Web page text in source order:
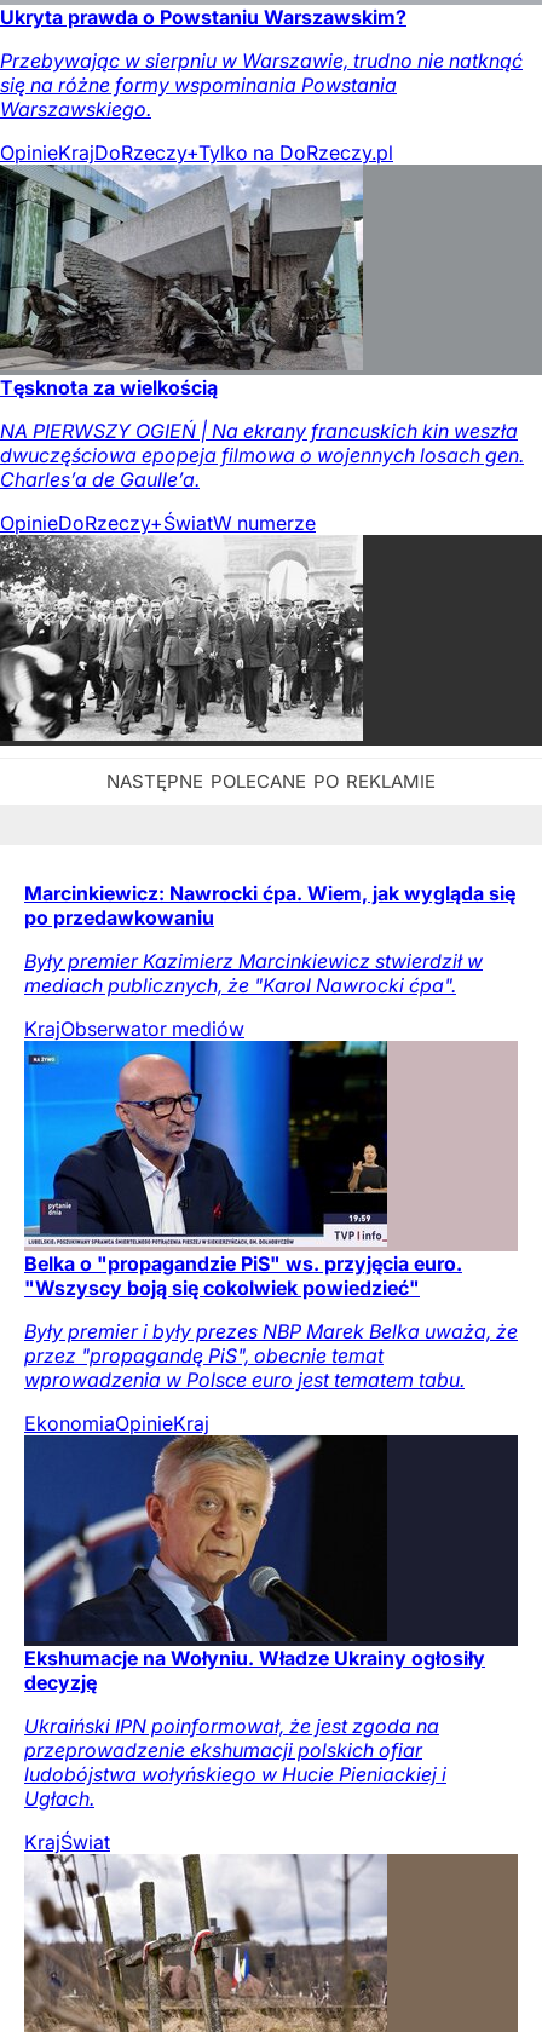
Ukryta prawda o Powstaniu Warszawskim?
Przebywając w sierpniu w Warszawie, trudno nie natknąć
się na różne formy wspominania Powstania
Warszawskiego.
OpinieKrajDoRzeczy+Tylko na DoRzeczy.pl
Tęsknota za wielkością
NA PIERWSZY OGIEŃ | Na ekrany francuskich kin weszła
dwuczęściowa epopeja filmowa o wojennych losach gen.
Charles’a de Gaulle’a.
OpinieDoRzeczy+ŚwiatW numerze
Marcinkiewicz: Nawrocki ćpa. Wiem, jak wygląda się
po przedawkowaniu
Były premier Kazimierz Marcinkiewicz stwierdził w
mediach publicznych, że "Karol Nawrocki ćpa".
KrajObserwator mediów
Belka o "propagandzie PiS" ws. przyjęcia euro.
"Wszyscy boją się cokolwiek powiedzieć"
Były premier i były prezes NBP Marek Belka uważa, że
przez "propagandę PiS", obecnie temat
wprowadzenia w Polsce euro jest tematem tabu.
EkonomiaOpinieKraj
Ekshumacje na Wołyniu. Władze Ukrainy ogłosiły
decyzję
Ukraiński IPN poinformował, że jest zgoda na
przeprowadzenie ekshumacji polskich ofiar
ludobójstwa wołyńskiego w Hucie Pieniackiej i
Ugłach.
KrajŚwiat